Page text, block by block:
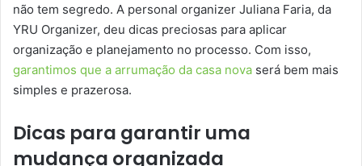
não tem segredo. A personal organizer Juliana Faria, da
YRU Organizer, deu dicas preciosas para aplicar
organização e planejamento no processo. Com isso,
garantimos que a arrumação da casa nova será bem mais
simples e prazerosa.
Dicas para garantir uma
mudança organizada